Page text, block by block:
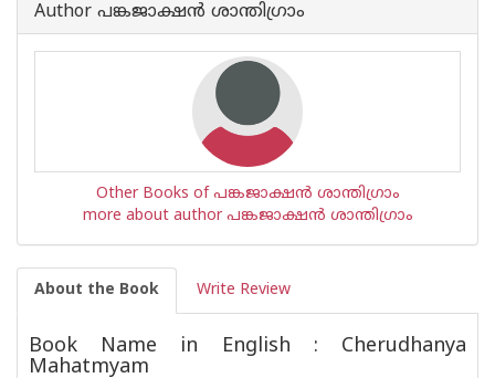
Author പങ്കജാക്ഷൻ ശാന്തിഗ്രാം
Other Books of പങ്കജാക്ഷൻ ശാന്തിഗ്രാം
more about author പങ്കജാക്ഷൻ ശാന്തിഗ്രാം
About the Book Write Review
Book Name in English : Cherudhanya
Mahatmyam